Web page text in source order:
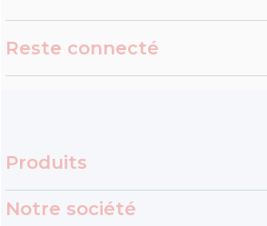
Reste connecté
Produits
Notre société